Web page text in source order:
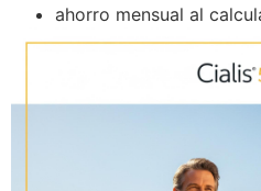
ahorro mensual al